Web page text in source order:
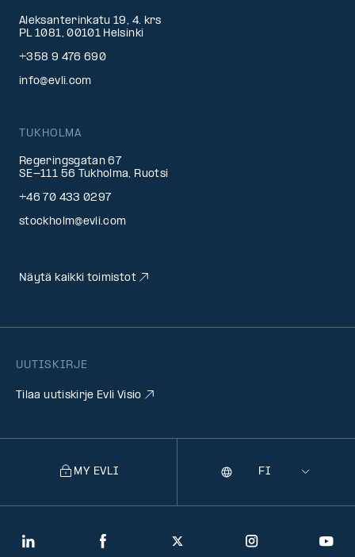
UUTISKIRJE
Tilaa uutiskirje Evli Visio
Aleksanterinkatu 19, 4. krs
PL 1081, 00101 Helsinki
+358 9 476 690
info@evli.com
TUKHOLMA
Regeringsgatan 67
SE-111 56 Tukholma, Ruotsi
+46 70 433 0297
stockholm@evli.com
Näytä kaikki toimistot
LinkedIn Facebook Twitter Instagram
MY EVLI
Selecting
Kieli